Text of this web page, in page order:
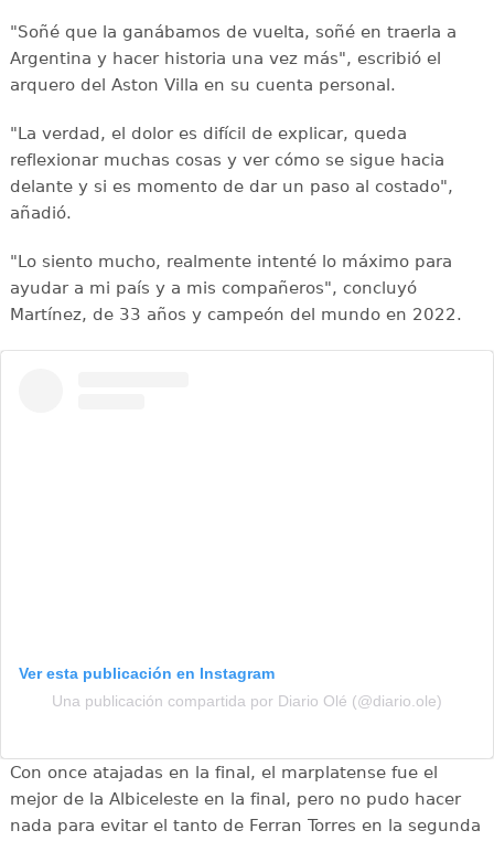
"Soñé que la ganábamos de vuelta, soñé en traerla a
Argentina y hacer historia una vez más", escribió el
arquero del Aston Villa en su cuenta personal.
"La verdad, el dolor es difícil de explicar, queda
reflexionar muchas cosas y ver cómo se sigue hacia
delante y si es momento de dar un paso al costado",
añadió.
"Lo siento mucho, realmente intenté lo máximo para
ayudar a mi país y a mis compañeros", concluyó
Martínez, de 33 años y campeón del mundo en 2022.
Ver esta publicación en Instagram
Una publicación compartida por Diario Olé (@diario.ole)
Con once atajadas en la final, el marplatense fue el
mejor de la Albiceleste en la final, pero no pudo hacer
nada para evitar el tanto de Ferran Torres en la segunda